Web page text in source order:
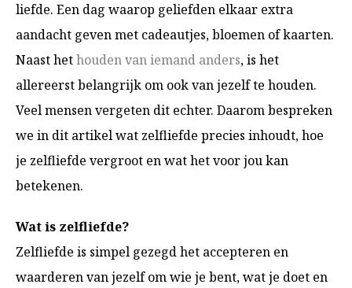
liefde. Een dag waarop geliefden elkaar extra
aandacht geven met cadeautjes, bloemen of kaarten.
Naast hethouden van iemand anders, is het
allereerst belangrijk om ook van jezelf te houden.
Veel mensen vergeten dit echter. Daarom bespreken
we in dit artikel wat zelfliefde precies inhoudt, hoe
je zelfliefde vergroot en wat het voor jou kan
betekenen.
Wat is zelfliefde?
Zelfliefde is simpel gezegd het accepteren en
waarderen van jezelf om wie je bent, wat je doet en